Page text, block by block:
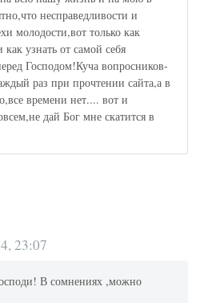
несправедливости и
молодости,вот только как
узнать от самой себя
Господом!Куча вопросников-
раз при прочтении сайта,а в
времени нет.... вот и
дай Бог мне скатится в
23:07
В сомнениях ,можно